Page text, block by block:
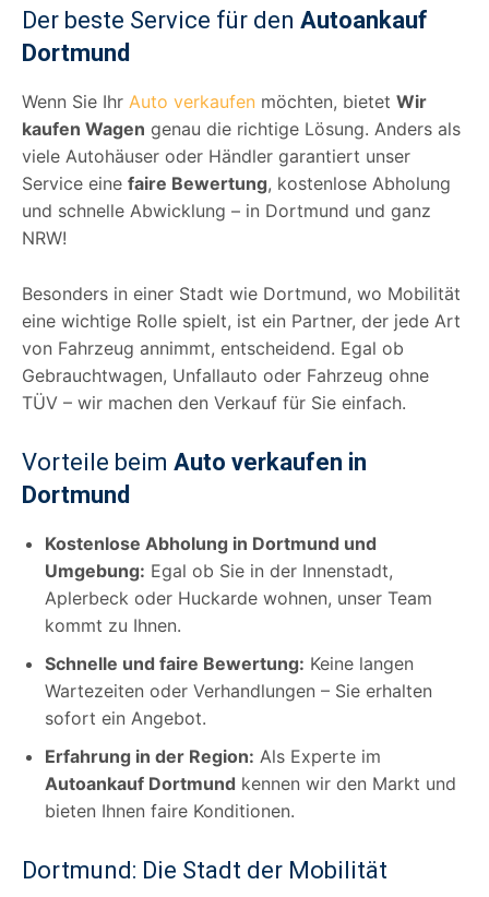
Der beste Service für den Autoankauf
Dortmund
Wenn Sie Ihr Auto verkaufen möchten, bietet Wir
kaufen Wagen genau die richtige Lösung. Anders als
viele Autohäuser oder Händler garantiert unser
Service eine faire Bewertung, kostenlose Abholung
und schnelle Abwicklung – in Dortmund und ganz
NRW!
Besonders in einer Stadt wie Dortmund, wo Mobilität
eine wichtige Rolle spielt, ist ein Partner, der jede Art
von Fahrzeug annimmt, entscheidend. Egal ob
Gebrauchtwagen, Unfallauto oder Fahrzeug ohne
TÜV – wir machen den Verkauf für Sie einfach.
Vorteile beim Auto verkaufen in
Dortmund
Kostenlose Abholung in Dortmund und
Umgebung: Egal ob Sie in der Innenstadt,
Aplerbeck oder Huckarde wohnen, unser Team
kommt zu Ihnen.
Schnelle und faire Bewertung: Keine langen
Wartezeiten oder Verhandlungen – Sie erhalten
sofort ein Angebot.
Erfahrung in der Region: Als Experte im
Autoankauf Dortmund kennen wir den Markt und
bieten Ihnen faire Konditionen.
Dortmund: Die Stadt der Mobilität